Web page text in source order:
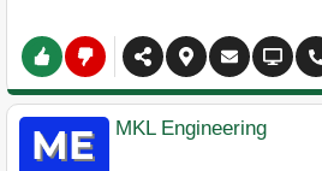
MKL Engineering